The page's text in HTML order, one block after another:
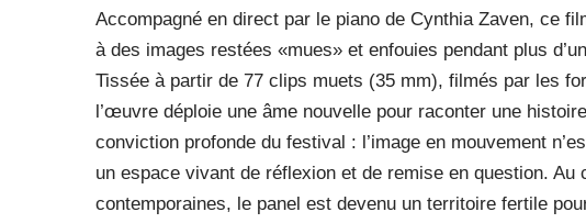
Accompagné en direct par le piano de Cynthia Zaven, ce
à des images restées «mues» et enfouies pendant plus
Tissée à partir de 77 clips muets (35 mm), filmés par les
l’œuvre déploie une âme nouvelle pour raconter une
conviction profonde du festival : l’image en mouvement
un espace vivant de réflexion et de remise en question.
contemporaines, le panel est devenu un territoire fertile